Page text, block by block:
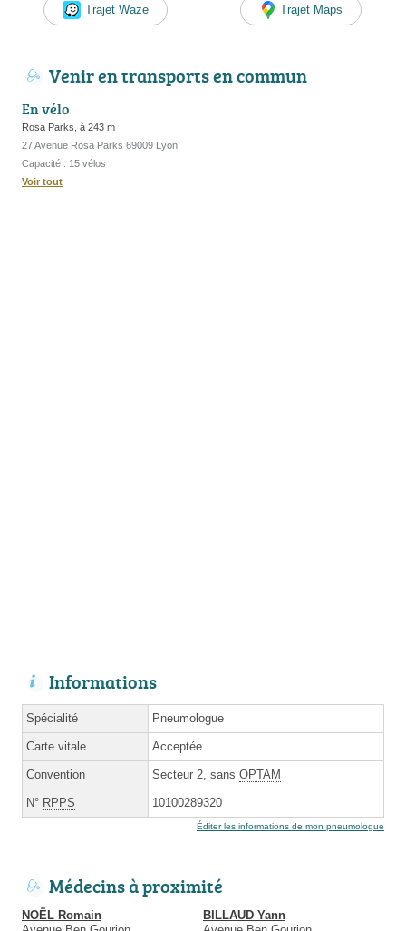
Trajet Waze Trajet Maps
Venir en transports en commun
En vélo
Rosa Parks, à 243 m
27 Avenue Rosa Parks 69009 Lyon
Capacité : 15 vélos
Voir tout
Informations
Spécialité Pneumologue
Carte vitale Acceptée
Convention Secteur 2, sans OPTAM
N° RPPS 10100289320
Éditer les informations de mon pneumologue
Médecins à proximité
NOËL Romain
BILLAUD Yann